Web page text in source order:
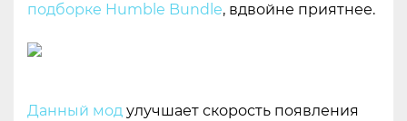
подборке Humble Bundle, вдвойне приятнее.
Данный мод улучшает скорость появления